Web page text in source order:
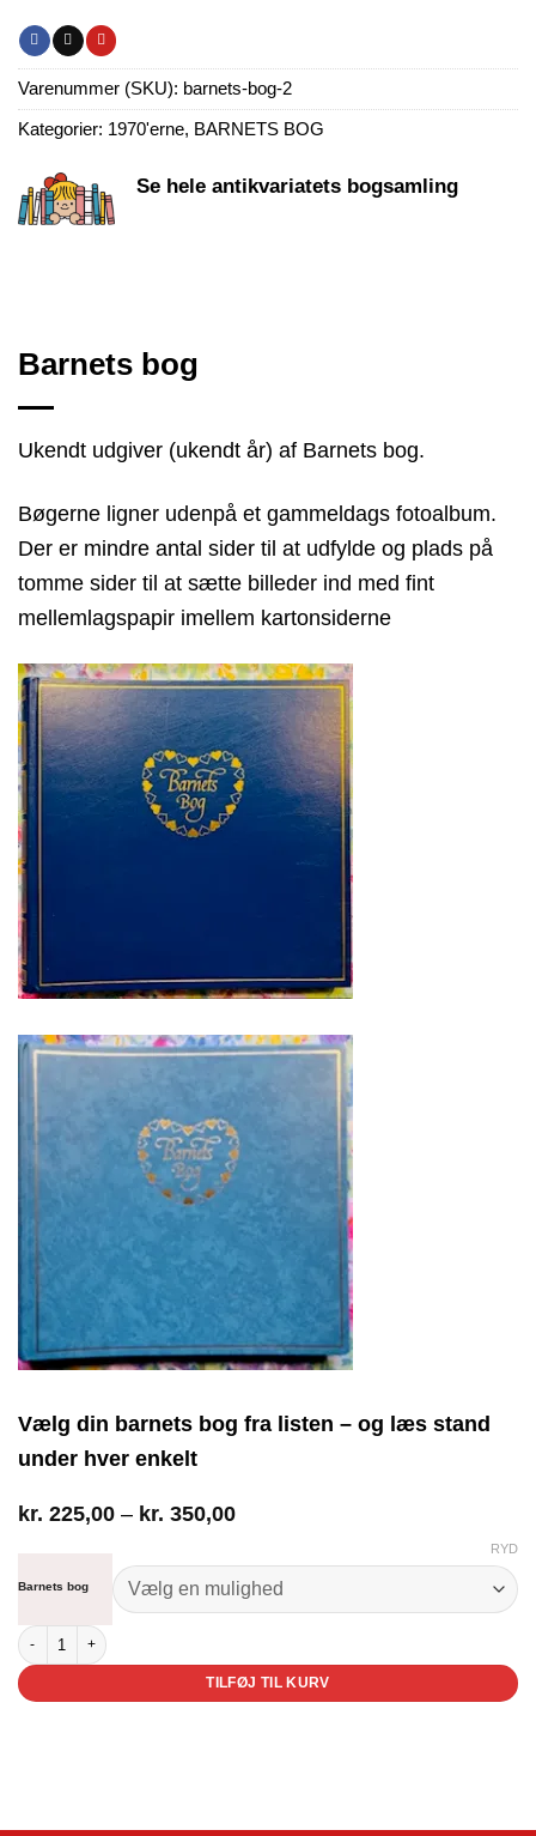
Varenummer (SKU): barnets-bog-2
Kategorier: 1970'erne, BARNETS BOG
Se hele antikvariatets bogsamling
Barnets bog
Ukendt udgiver (ukendt år) af Barnets bog.
Bøgerne ligner udenpå et gammeldags fotoalbum.
Der er mindre antal sider til at udfylde og plads på
tomme sider til at sætte billeder ind med fint
mellemlagspapir imellem kartonsiderne
Vælg din barnets bog fra listen – og læs stand
under hver enkelt
kr. 225,00 – kr. 350,00Prisinterval:
kr. 350,00
Barnets bog
RYD
Barnets bog antal
TILFØJ TIL KURV